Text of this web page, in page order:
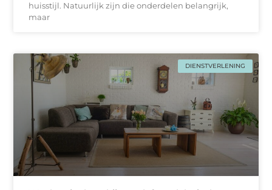
huisstijl. Natuurlijk zijn die onderdelen belangrijk,
maar
DIENSTVERLENING